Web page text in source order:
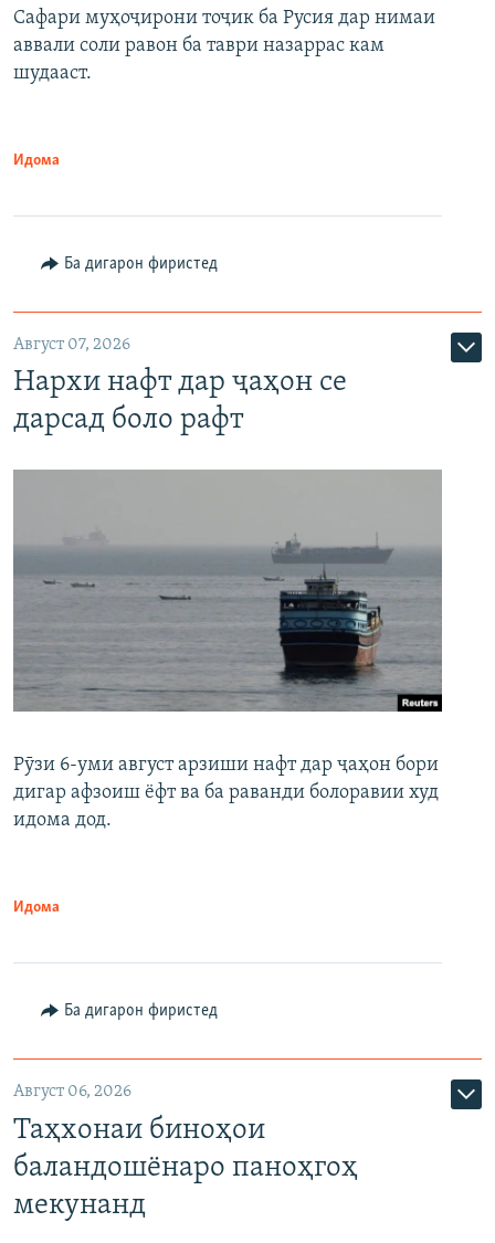
Сафари муҳоҷирони тоҷик ба Русия дар нимаи
аввали соли равон ба таври назаррас кам
шудааст.
Идома
Ба дигарон фиристед
Август 07, 2026
Нархи нафт дар ҷаҳон се
дарсад боло рафт
Рӯзи 6-уми август арзиши нафт дар ҷаҳон бори
дигар афзоиш ёфт ва ба раванди болоравии худ
идома дод.
Идома
Ба дигарон фиристед
Август 06, 2026
Таҳхонаи биноҳои
баландошёнаро паноҳгоҳ
мекунанд